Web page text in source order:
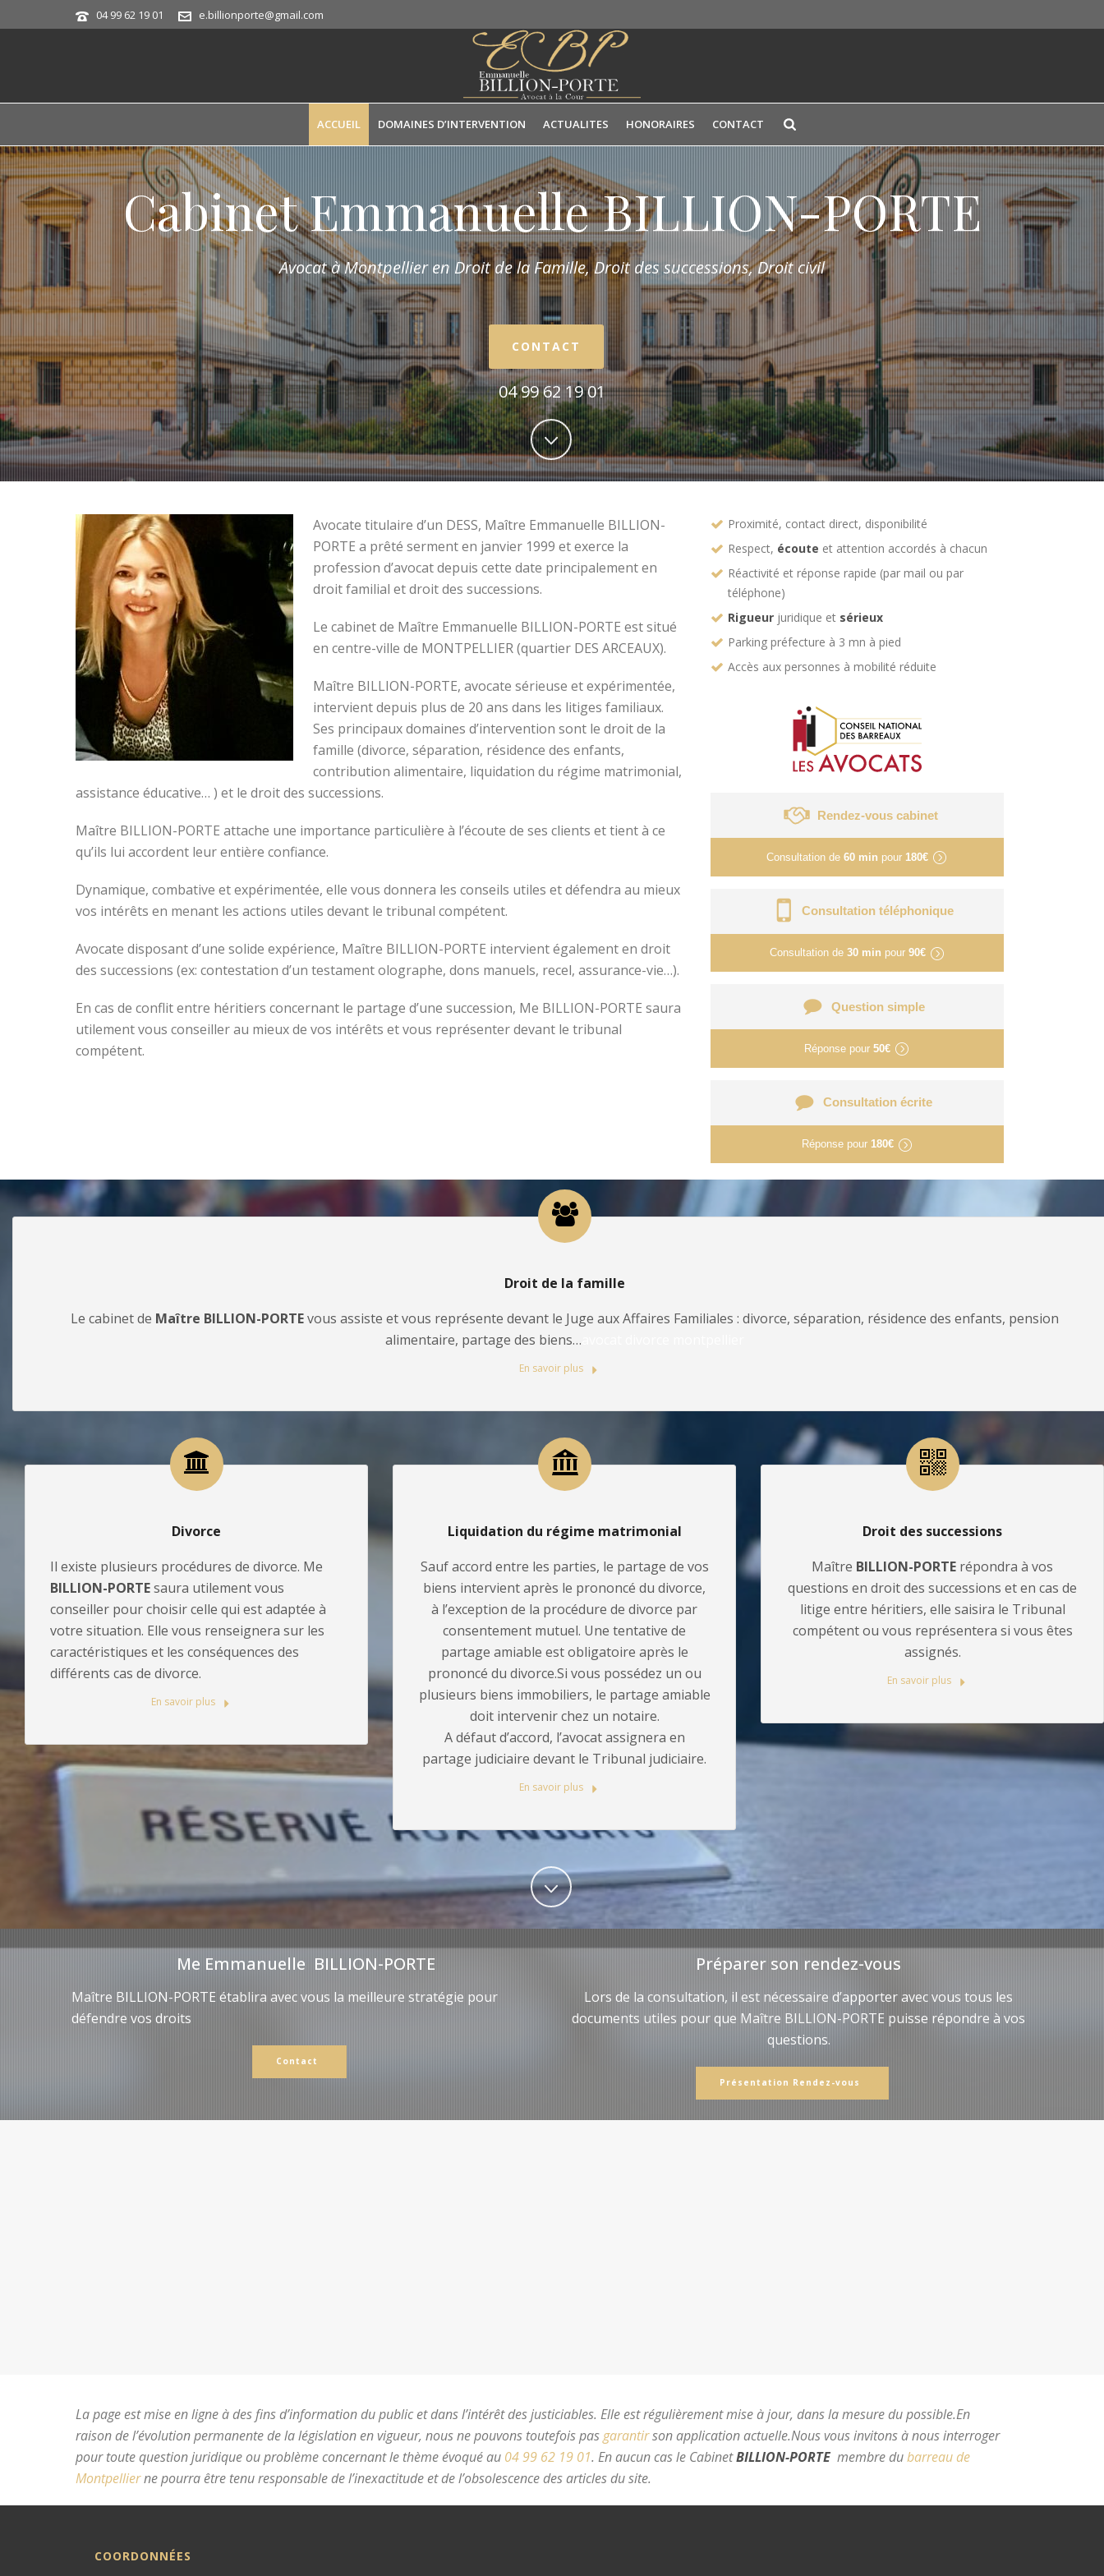
04 99 62 19 01 e.billionporte@gmail.com
ACCUEIL DOMAINES D’INTERVENTION ACTUALITES HONORAIRES CONTACT
Cabinet Emmanuelle BILLION-PORTE
Avocat à Montpellier en Droit de la Famille,Droit des successions, Droit civil
CONTACT
04 99 62 19 01
Avocate titulaire d’un DESS, Maître Emmanuelle BILLION-
PORTE a prêté serment en janvier 1999 et exerce la
profession d’avocat depuis cette date principalement en
droit familial et droit des successions.
Le cabinet de Maître Emmanuelle BILLION-PORTE est situé
en centre-ville de MONTPELLIER (quartier DES ARCEAUX).
Maître BILLION-PORTE, avocate sérieuse et expérimentée,
intervient depuis plus de 20 ans dans les litiges familiaux.
Ses principaux domaines d’intervention sont le droit de la
famille (divorce, séparation, résidence des enfants,
contribution alimentaire, liquidation du régime matrimonial,
assistance éducative… ) et le droit des successions.
Maître BILLION-PORTE attache une importance particulière à l’écoute de ses clients et tient à ce
qu’ils lui accordent leur entière confiance.
Dynamique, combative et expérimentée, elle vous donnera les conseils utiles et défendra au mieux
vos intérêts en menant les actions utiles devant le tribunal compétent.
Avocate disposant d’une solide expérience, Maître BILLION-PORTE intervient également en droit
des successions (ex: contestation d’un testament olographe, dons manuels, recel, assurance-vie…).
En cas de conflit entre héritiers concernant le partage d’une succession, Me BILLION-PORTE saura
utilement vous conseiller au mieux de vos intérêts et vous représenter devant le tribunal
compétent.
Proximité, contact direct, disponibilité
Respect, écoute et attention accordés à chacun
Réactivité et réponse rapide (par mail ou par
téléphone)
Rigueur juridique et sérieux
Parking préfecture à 3 mn à pied
Accès aux personnes à mobilité réduite
Rendez-vous cabinet
Consultation de60 min pour 180€
Consultation téléphonique
Consultation de 30 min pour 90€
Question simple
Réponse pour50€
Consultation écrite
Réponse pour 180€
Droit de la famille
Le cabinet de Maître BILLION-PORTEvous assiste et vous représente devant le Juge aux Affaires Familiales : divorce, séparation, résidence des enfants, pension
alimentaire, partage des biens…
En savoir plus
Divorce
Il existe plusieurs procédures de divorce. Me
BILLION-PORTEsaura utilement vous
conseiller pour choisir celle qui est adaptée à
votre situation. Elle vous renseignera sur les
caractéristiques et les conséquences des
différents cas de divorce.
En savoir plus
Liquidation du régime matrimonial
Sauf accord entre les parties, le partage de vos
biens intervient après le prononcé du divorce,
à l’exception de la procédure de divorce par
consentement mutuel. Une tentative de
partage amiable est obligatoire après le
prononcé du divorce.Si vous possédez un ou
plusieurs biens immobiliers, le partage amiable
doit intervenir chez un notaire.
A défaut d’accord, l’avocat assignera en
partage judiciaire devant le Tribunal judiciaire.
En savoir plus
Droit des successions
Maître BILLION-PORTE répondra à vos
questions en droit des successions et en cas de
litige entre héritiers, elle saisira le Tribunal
compétent ou vous représentera si vous êtes
assignés.
En savoir plus
Me Emmanuelle BILLION-PORTE
Maître BILLION-PORTE établira avec vous la meilleure stratégie pour
défendre vos droits
Contact
Préparer son rendez-vous
Lors de la consultation, il est nécessaire d’apporter avec vous tous les
documents utiles pour que Maître BILLION-PORTE puisse répondre à vos
questions.
Présentation Rendez-vous
La page est mise en ligne à des fins d’information du public et dans l’intérêt des justiciables. Elle est régulièrement mise à jour, dans la mesure du possible.En
raison de l’évolution permanente de la législation en vigueur, nous ne pouvons toutefois pasgarantirson application actuelle.Nous vous invitons à nous interroger
pour toute question juridique ou problème concernant le thème évoqué au 04 99 62 19 01. En aucun cas le CabinetBILLION-PORTE membre dubarreau de
Montpellierne pourra être tenu responsable de l’inexactitude et de l’obsolescence des articles du site.
COORDONNÉES